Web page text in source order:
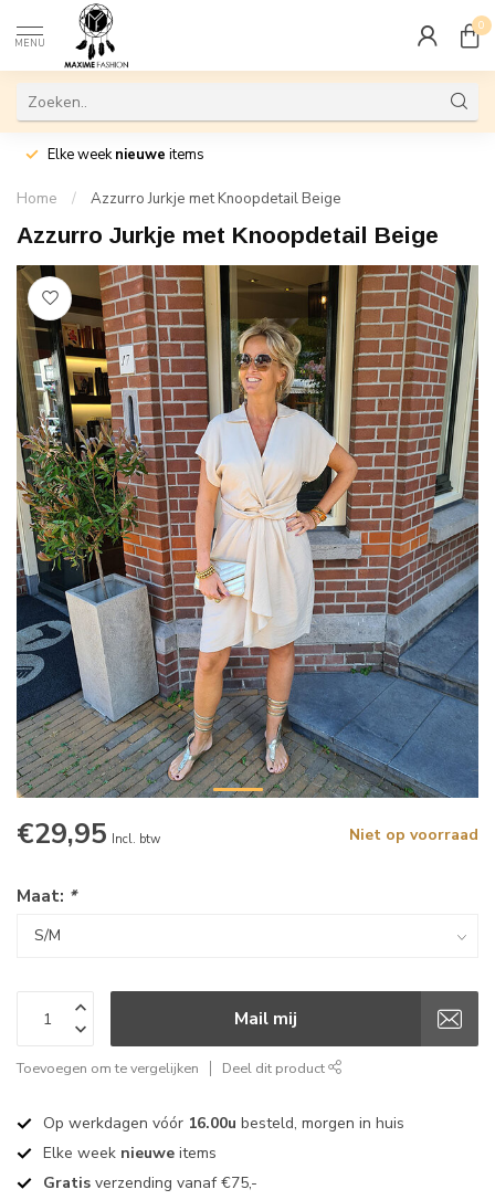
MENU
0
Elke weeknieuwe items
Home / Azzurro Jurkje met Knoopdetail Beige
Azzurro Jurkje met Knoopdetail Beige
€29,95 Incl. btw Niet op voorraad
Maat: *
Mail mij
Toevoegen om te vergelijken Deel dit product
Op werkdagen vóór 16.00u besteld, morgen in huis
Elke week nieuwe items
Gratis verzending vanaf €75,-